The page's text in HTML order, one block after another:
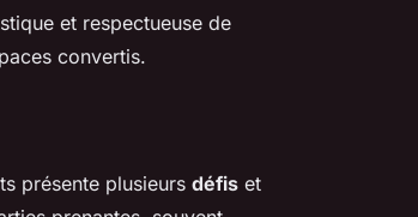
et respectueuse de
convertis.
présente plusieurs défis et